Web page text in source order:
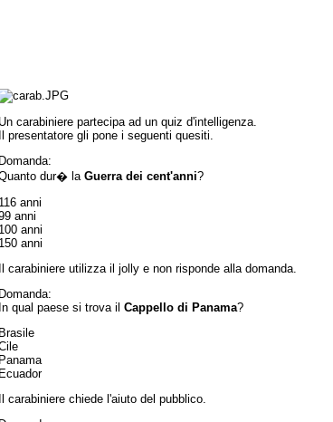
Un carabiniere partecipa ad un quiz d'intelligenza.
Il presentatore gli pone i seguenti quesiti.
Domanda:
dur� la Guerra dei cent'anni?
116 anni
anni
100 anni
150 anni
Il carabiniere utilizza il jolly e non risponde alla domanda.
Domanda:
In qual paese si trova il Cappello di Panama?
Brasile
Panama
Ecuador
Il carabiniere chiede l'aiuto del pubblico.